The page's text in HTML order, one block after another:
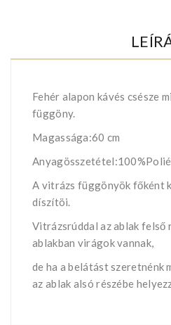
Fehér alapon kávés csésze
függöny.
Magassága:60 cm
A vitrázs függönyök főként
díszítöi.
Vitrázsrúddal az ablak felső
ablakban virágok vannak,
de ha a belátást szeretnénk
az ablak alsó részébe